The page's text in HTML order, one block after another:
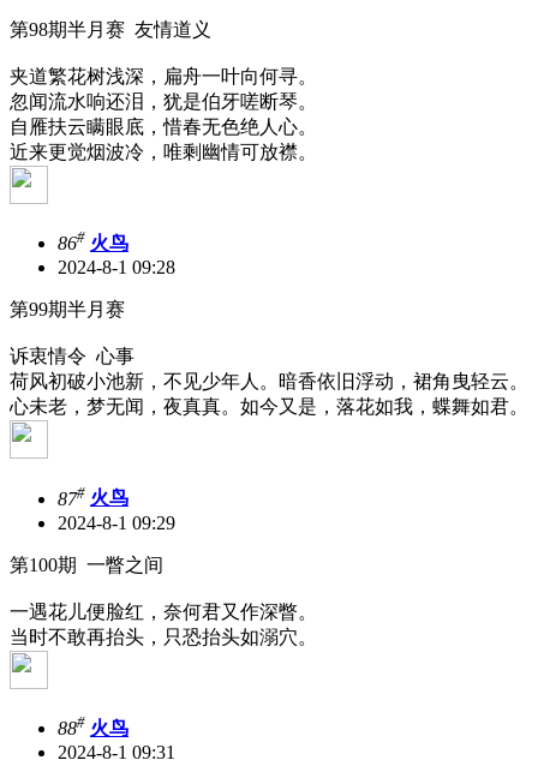
第98期半月赛 友情道义
夹道繁花树浅深，扁舟一叶向何寻。
忽闻流水响还泪，犹是伯牙嗟断琴。
自雁扶云瞒眼底，惜春无色绝人心。
近来更觉烟波冷，唯剩幽情可放襟。
86# 火鸟
2024-8-1 09:28
第99期半月赛
诉衷情令 心事
荷风初破小池新，不见少年人。暗香依旧浮动，裙角曳轻云。
心未老，梦无闻，夜真真。如今又是，落花如我，蝶舞如君。
87# 火鸟
2024-8-1 09:29
第100期 一瞥之间
一遇花儿便脸红，奈何君又作深瞥。
当时不敢再抬头，只恐抬头如溺穴。
88# 火鸟
2024-8-1 09:31